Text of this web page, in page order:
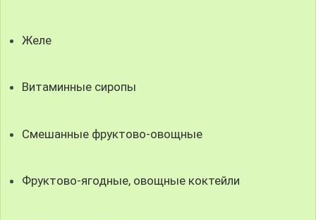
Желе
Витаминные сиропы
Смешанные фруктово-овощные
Фруктово-ягодные, овощные коктейли